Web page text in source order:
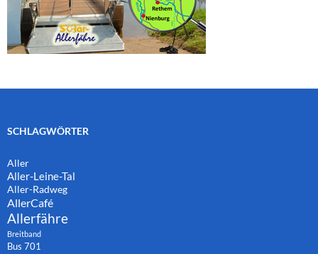
SCHLAGWÖRTER
Aller
Aller-Leine-Tal
Aller-Radweg
AllerCafé
Allerfähre
Breitband
Bus 701